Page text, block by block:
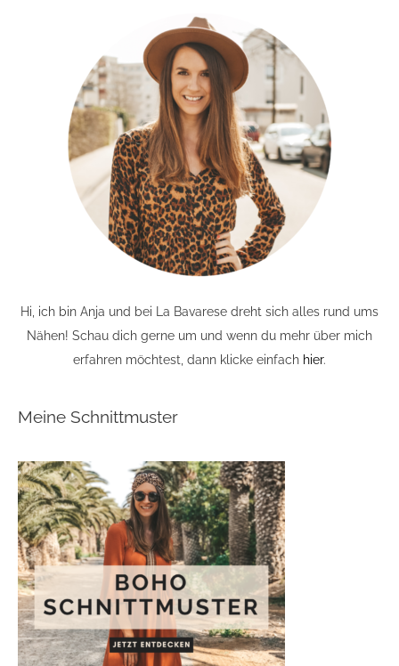
Hi, ich bin Anja und bei La Bavarese dreht sich alles rund ums
Nähen! Schau dich gerne um und wenn du mehr über mich
erfahren möchtest, dann klicke einfach hier.
Meine Schnittmuster